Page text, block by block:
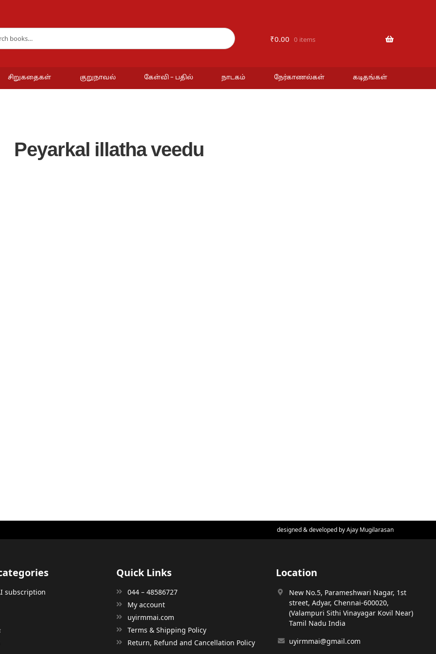
₹0.00 0 items
சிறுகதைகள் குறுநாவல் கேள்வி – பதில் நாடகம் நேர்காணல்கள் கடிதங்கள்
Peyarkal illatha veedu
designed & developed byAjay Mugilarasan
subscription
Quick Links
044 – 48586727
My account
uyirmmai.com
Terms & Shipping Policy
Return, Refund and Cancellation Policy
Location
New No.5, Parameshwari Nagar, 1st
street, Adyar, Chennai-600020,
(Valampuri Sithi Vinayagar Kovil Near)
Tamil Nadu India
uyirmmai@gmail.com